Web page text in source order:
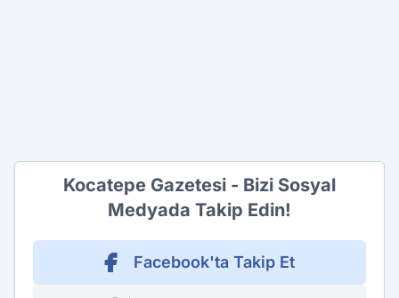
Kocatepe Gazetesi - Bizi Sosyal
Medyada Takip Edin!
Facebook'ta Takip Et